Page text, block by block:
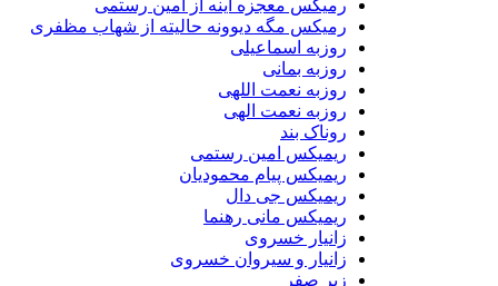
رمیکس معجزه اینه از امین رستمی
رمیکس مگه دیوونه حالیته از شهاب مظفری
روزبه اسماعیلی
روزبه بمانی
روزبه نعمت اللهی
روزبه نعمت الهی
روناک بند
ریمیکس امین رستمی
ریمیکس پیام محمودیان
ریمیکس جی دال
ریمیکس مانی رهنما
زانیار خسروی
زانیار و سیروان خسروی
زیر صفر